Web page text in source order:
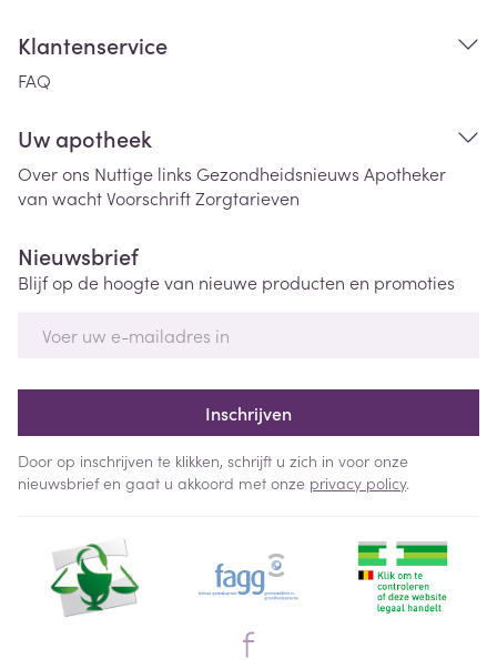
Klantenservice
FAQ
Uw apotheek
Over ons Nuttige links Gezondheidsnieuws Apotheker
van wachtVoorschriftZorgtarieven
Nieuwsbrief
Blijf op de hoogte van nieuwe producten en promoties
Inschrijven
Door op inschrijven te klikken, schrijft u zich in voor onze
nieuwsbrief en gaat u akkoord met onze privacy policy.